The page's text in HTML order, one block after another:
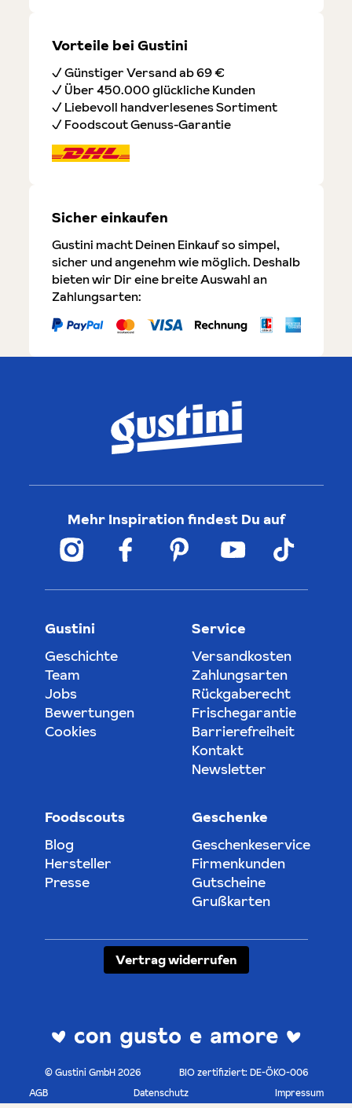
Vorteile bei Gustini
✓ Günstiger Versand ab 69 €
✓ Über 450.000 glückliche Kunden
✓ Liebevoll handverlesenes Sortiment
✓ Foodscout Genuss-Garantie
Sicher einkaufen
Gustini macht Deinen Einkauf so simpel,
sicher und angenehm wie möglich. Deshalb
bieten wir Dir eine breite Auswahl an
Zahlungsarten:
Mehr Inspiration findest Du auf
Gustini
Geschichte
Team
Jobs
Bewertungen
Cookies
Service
Versandkosten
Zahlungsarten
Rückgaberecht
Frischegarantie
Barrierefreiheit
Kontakt
Newsletter
Foodscouts
Blog
Hersteller
Presse
Geschenke
Geschenkeservice
Firmenkunden
Gutscheine
Grußkarten
Vertrag widerrufen
© Gustini GmbH 2026
BIO zertifiziert: DE-ÖKO-006
AGB
Datenschutz Impressum